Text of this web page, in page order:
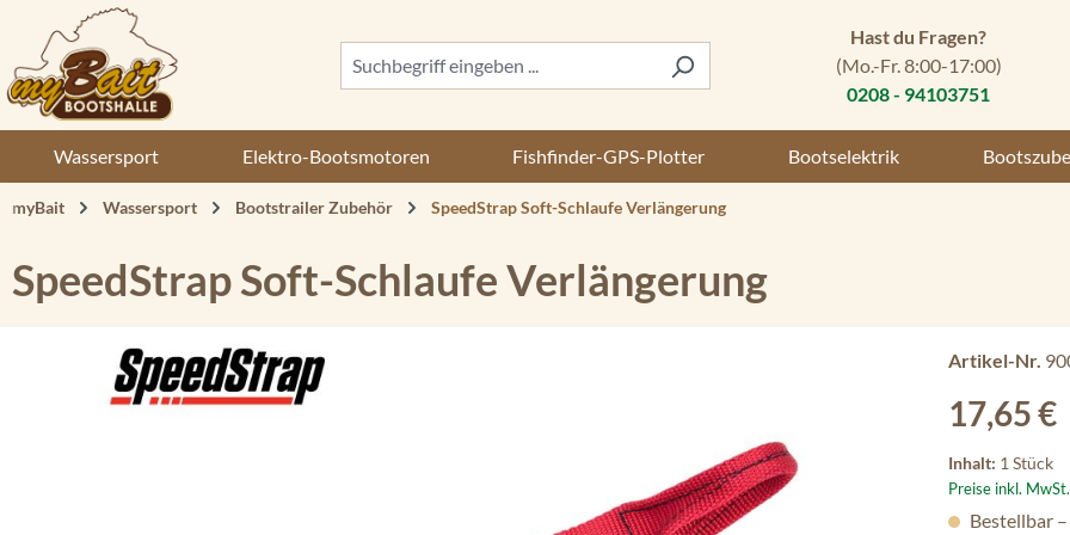
Hauptinhalt springen
Zur Suche springen
Zur Hauptnavigation springen
Hast du Fragen?
(Mo.-Fr. 8:00-17:00)
0208 - 94103751
Wassersport Elektro-Bootsmotoren Fishfinder-GPS-Plotter Bootselektrik
myBait Wassersport Bootstrailer Zubehör SpeedStrap Soft-Schlaufe Verlängerung
SpeedStrap Soft-Schlaufe Verlängerung
Artikel-Nr.
Regulärer Preis:
17,65 €
Inhalt: 1 Stück
Preise inkl.
Bestellbar